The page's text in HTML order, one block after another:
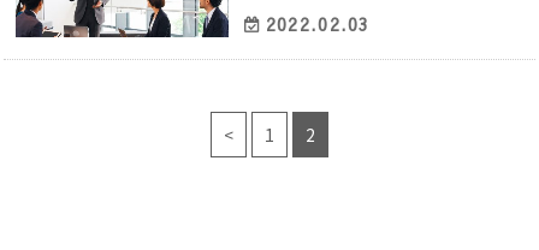
2022.02.03
< 1 2